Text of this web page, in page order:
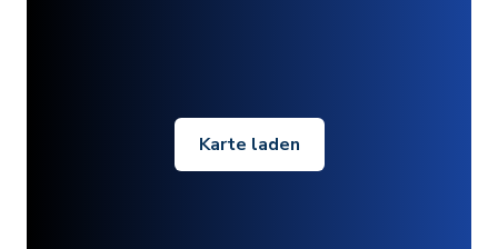
Karte laden